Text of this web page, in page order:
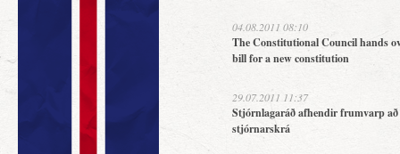
04.08.2011 08:10
The Constitutional Council hands
bill for a new constitution
29.07.2011 11:37
Stjórnlagaráð afhendir frumvarp
stjórnarskrá